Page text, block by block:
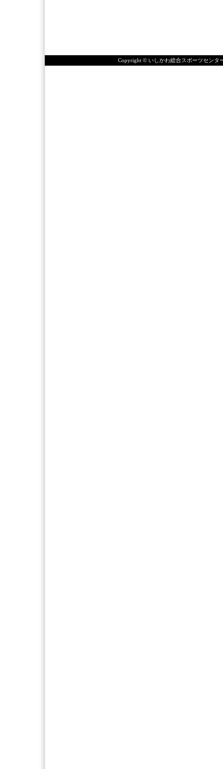
Copyright © いしかわ総合スポーツセンタ